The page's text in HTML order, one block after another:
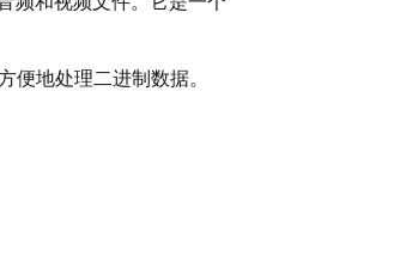
地处理二进制数据。